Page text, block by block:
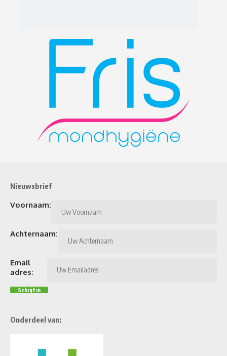
Nieuwsbrief
Voornaam:
Achternaam:
Email
adres:
Onderdeel van: